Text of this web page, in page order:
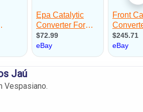
Jaú
Vespasiano.